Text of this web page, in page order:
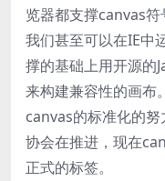
览器都支撑canvas符
我们甚至可以在IE中
撑的基础上用开源的
来构建兼容性的画布。
canvas的标准化的
协会在推进，现在
正式的标签。